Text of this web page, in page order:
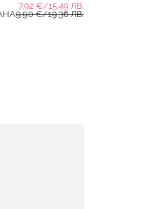
7.92 €/15.49 ЛВ.
9.90 €/19.36 ЛВ.